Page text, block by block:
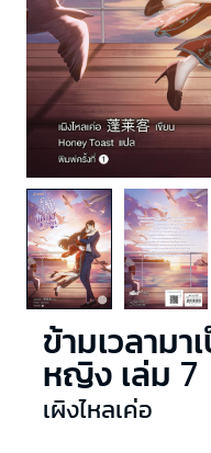
ข้ามเวลาม
หญิง เล่ม 7
เผิงไหลเค่อ